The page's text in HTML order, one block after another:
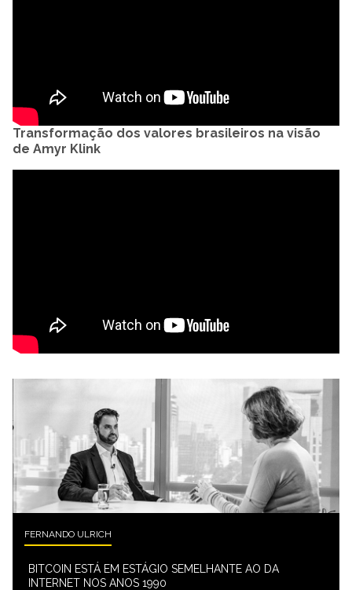
Transformação dos valores brasileiros na visão
de Amyr Klink
FERNANDO ULRICH
BITCOIN ESTÁ EM ESTÁGIO SEMELHANTE AO DA
INTERNET NOS ANOS 1990